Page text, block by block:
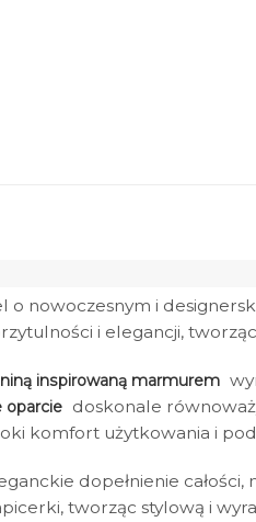
nowoczesnym i
i elegancji,
inspirowaną marmurem
oparcie doskonale
komfort użytkowania i
dopełnienie
tworząc stylową i